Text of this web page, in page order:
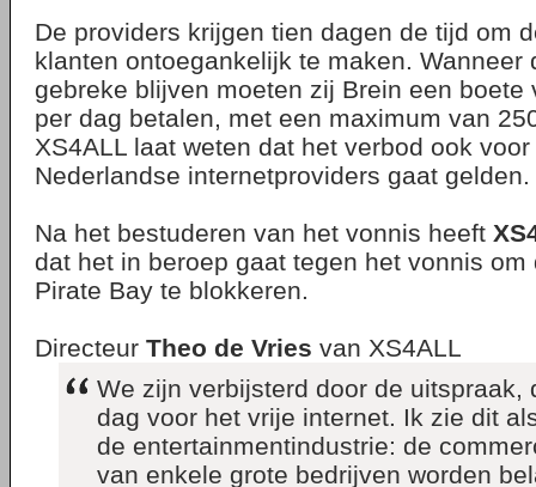
De providers krijgen tien dagen de tijd om
klanten ontoegankelijk te maken. Wanneer
gebreke blijven moeten zij Brein een boete
per dag betalen, met een maximum van
XS4ALL laat weten dat het verbod ook
Nederlandse internetproviders gaat gelden.
Na het bestuderen van het vonnis heeft
dat het in beroep gaat tegen het vonnis om
Pirate Bay te blokkeren.
Directeur Theo de Vries van XS4ALL
We zijn verbijsterd door de uitspraak,
dag voor het vrije internet. Ik zie dit
de entertainmentindustrie: de
van enkele grote bedrijven worden